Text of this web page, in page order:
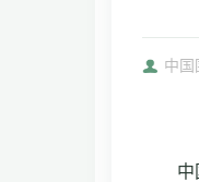
中国
中